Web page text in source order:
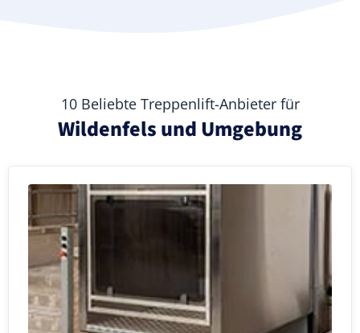
10 Beliebte Treppenlift-Anbieter für
Wildenfels und Umgebung